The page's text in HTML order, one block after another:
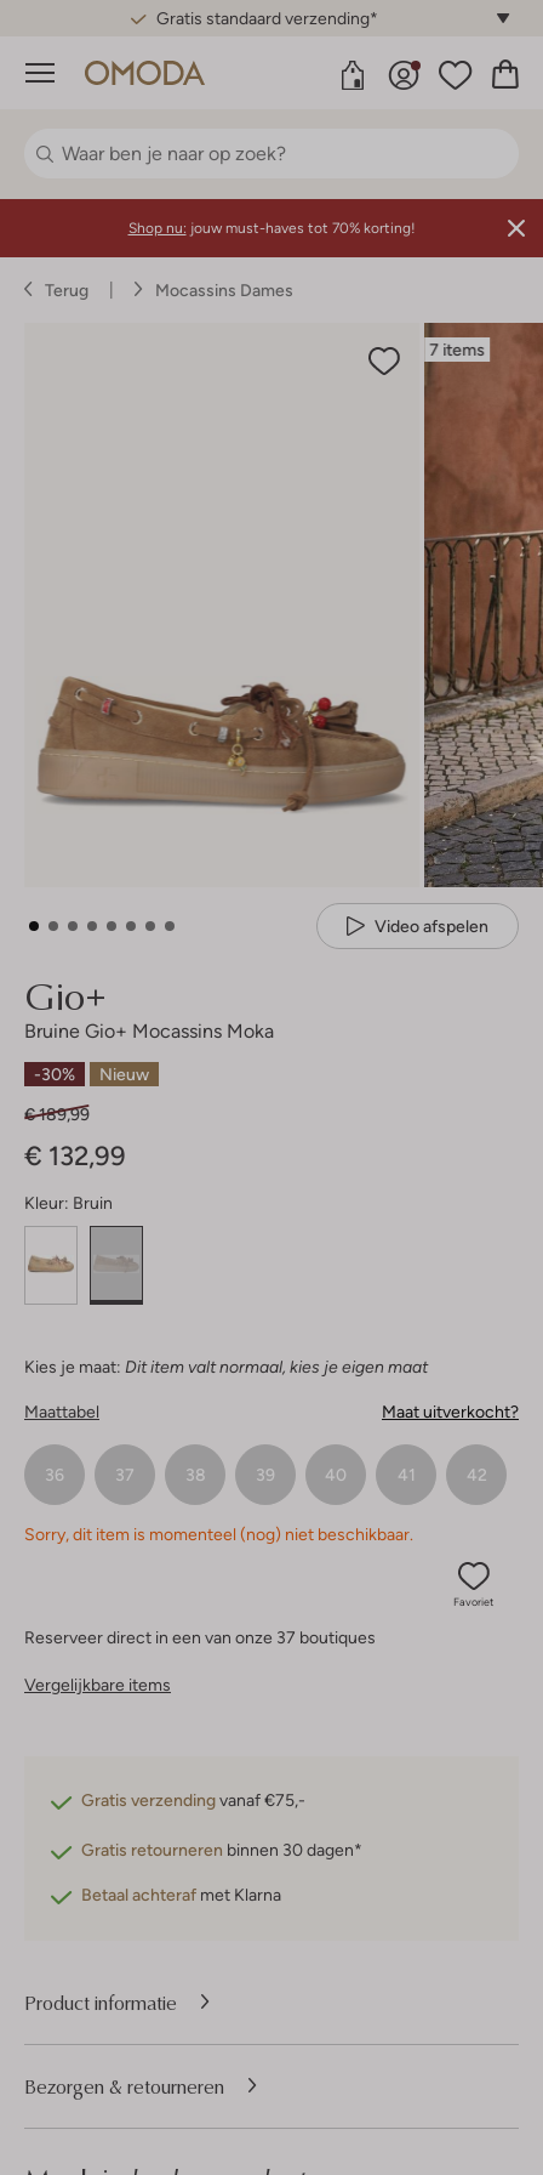
Gratis standaard verzending*
Menu
Shop nu: jouw must-haves tot 70% korting!
Terug Mocassins Dames
7 items
Video afspelen
Gio+
Bruine Gio+ Mocassins Moka
-30% Nieuw
€ 189,99
€ 132,99
Kleur: Bruin
Kies je maat: Dit item valt normaal, kies je eigen maat
Maattabel Maat uitverkocht?
36 37 38 39 40 41 42
Sorry, dit item is momenteel (nog) niet beschikbaar.
Favoriet
Reserveer direct in een van onze 37 boutiques
Vergelijkbare items
Gratis verzendingvanaf €75,-
Gratis retourneren binnen 30 dagen*
Betaal achteraf met Klarna
Product informatie
Bezorgen & retourneren